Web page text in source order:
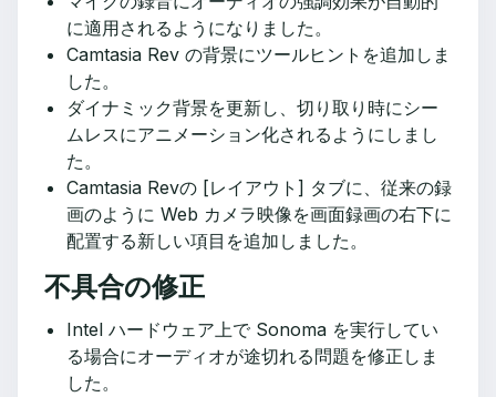
に適用されるようになりました。
Camtasia Rev の背景にツールヒントを追加しま
した。
ダイナミック背景を更新し、切り取り時にシー
ムレスにアニメーション化されるようにしまし
た。
Camtasia Revの [レイアウト] タブに、従来の録
画のように Web カメラ映像を画面録画の右下に
配置する新しい項目を追加しました。
不具合の修正
Intel ハードウェア上で Sonoma を実行してい
る場合にオーディオが途切れる問題を修正しま
した。